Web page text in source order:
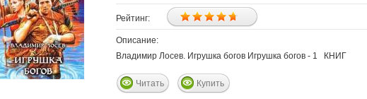
Рейтинг:
Описание:
Владимир Лосев. Игрушка богов Игрушка богов - 1 КНИГ
Читать Купить